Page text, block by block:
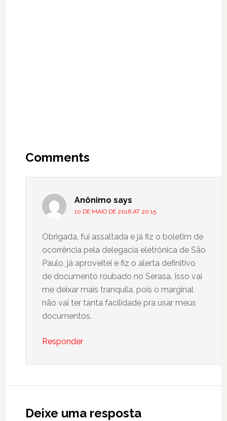
Interactions
Comments
Anônimo says
10 DE MAIO DE 2016 AT 20:15
Obrigada, fui assaltada e já fiz o boletim de
ocorrência pela delegacia eletrônica de São
Paulo, já aproveitei e fiz o alerta definitivo
de documento roubado no Serasa. Isso vai
me deixar mais tranquila, pois o marginal
não vai ter tanta facilidade pra usar meus
documentos.
Responder
Deixe uma resposta